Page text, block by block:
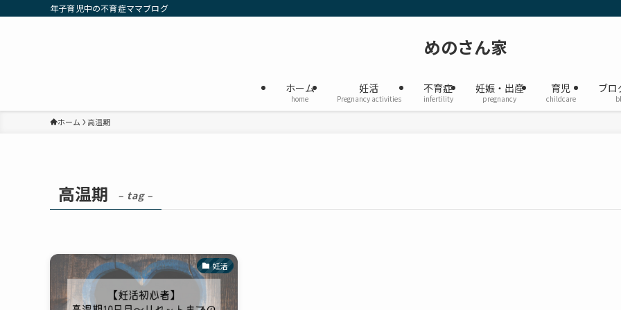
年子育児中の不育症ママブログ
めのさん家
ホーム
home
妊活
Pregnancy activities
不育症
infertility
妊娠・出産
pregnancy
育児
childcare
ブロ
ホーム 高温期
高温期 – tag –
妊活